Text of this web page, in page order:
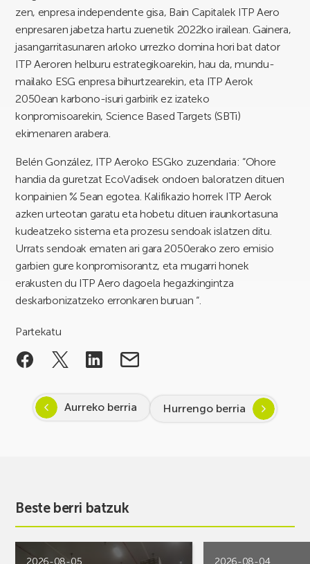
zen, enpresa independente gisa, Bain Capitalek ITP Aero
enpresaren jabetza hartu zuenetik 2022ko irailean. Gainera,
jasangarritasunaren arloko urrezko domina hori bat dator
ITP Aeroren helburu estrategikoarekin, hau da, mundu-
mailako ESG enpresa bihurtzearekin, eta ITP Aerok
2050ean karbono-isuri garbirik ez izateko
konpromisoarekin, Science Based Targets (SBTi)
ekimenaren arabera.
Belén González, ITP Aeroko ESGko zuzendaria: “Ohore
handia da guretzat EcoVadisek ondoen baloratzen dituen
konpainien % 5ean egotea. Kalifikazio horrek ITP Aerok
azken urteotan garatu eta hobetu dituen iraunkortasuna
kudeatzeko sistema eta prozesu sendoak islatzen ditu.
Urrats sendoak ematen ari gara 2050erako zero emisio
garbien gure konpromisorantz, eta mugarri honek
erakusten du ITP Aero dagoela hegazkingintza
deskarbonizatzeko erronkaren buruan “.
Partekatu
Aurreko berria Hurrengo berria
Beste berri batzuk
2026-08-05 2026-08-04